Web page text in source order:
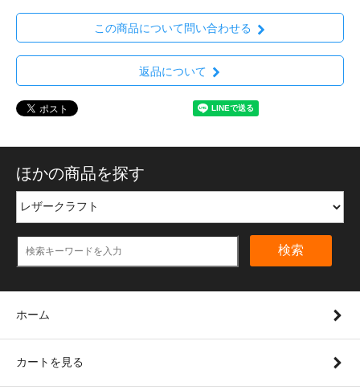
この商品について問い合わせる
返品について
ほかの商品を探す
検索
ホーム
カートを見る